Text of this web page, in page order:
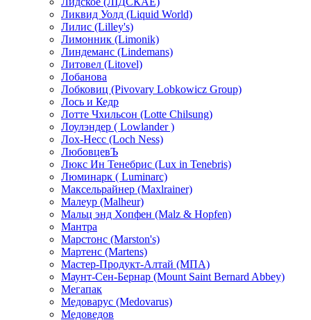
Ликвид Уолд (Liquid World)
Лилис (Lilley's)
Лимонник (Limonik)
Линдеманс (Lindemans)
Литовел (Litovel)
Лобанова
Лобковиц (Pivovary Lobkowicz Group)
Лось и Кедр
Лотте Чхильсон (Lotte Chilsung)
Лоулэндер ( Lowlander )
Лох-Несс (Loch Ness)
ЛюбовцевЪ
Люкс Ин Тенебрис (Lux in Tenebris)
Люминарк ( Luminarc)
Максельрайнер (Maxlrainer)
Малеур (Malheur)
Мальц энд Хопфен (Malz & Hopfen)
Мантра
Марстонс (Marston's)
Мартенс (Martens)
Мастер-Продукт-Алтай (МПА)
Маунт-Сен-Бернар (Mount Saint Bernard Abbey)
Мегапак
Медоварус (Medovarus)
Медоведов